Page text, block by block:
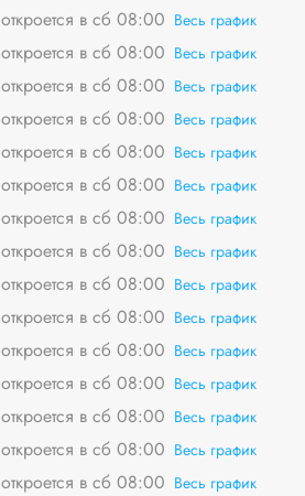
откроется в сб 08:00 Весь график
откроется в сб 08:00 Весь график
откроется в сб 08:00 Весь график
откроется в сб 08:00 Весь график
откроется в сб 08:00 Весь график
откроется в сб 08:00 Весь график
откроется в сб 08:00 Весь график
откроется в сб 08:00 Весь график
откроется в сб 08:00 Весь график
откроется в сб 08:00 Весь график
откроется в сб 08:00 Весь график
откроется в сб 08:00 Весь график
откроется в сб 08:00 Весь график
откроется в сб 08:00 Весь график
откроется в сб 08:00 Весь график